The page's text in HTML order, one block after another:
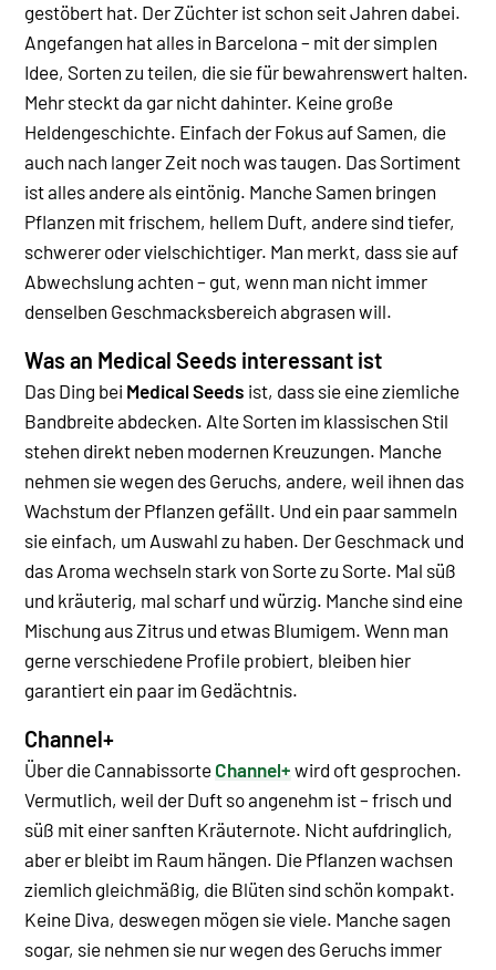
gestöbert hat. Der Züchter ist schon seit Jahren dabei.
Angefangen hat alles in Barcelona – mit der simplen
Idee, Sorten zu teilen, die sie für bewahrenswert halten.
Mehr steckt da gar nicht dahinter. Keine große
Heldengeschichte. Einfach der Fokus auf Samen, die
auch nach langer Zeit noch was taugen. Das Sortiment
ist alles andere als eintönig. Manche Samen bringen
Pflanzen mit frischem, hellem Duft, andere sind tiefer,
schwerer oder vielschichtiger. Man merkt, dass sie auf
Abwechslung achten – gut, wenn man nicht immer
denselben Geschmacksbereich abgrasen will.
Was an Medical Seeds interessant ist
Das Ding bei Medical Seeds ist, dass sie eine ziemliche
Bandbreite abdecken. Alte Sorten im klassischen Stil
stehen direkt neben modernen Kreuzungen. Manche
nehmen sie wegen des Geruchs, andere, weil ihnen das
Wachstum der Pflanzen gefällt. Und ein paar sammeln
sie einfach, um Auswahl zu haben. Der Geschmack und
das Aroma wechseln stark von Sorte zu Sorte. Mal süß
und kräuterig, mal scharf und würzig. Manche sind eine
Mischung aus Zitrus und etwas Blumigem. Wenn man
gerne verschiedene Profile probiert, bleiben hier
garantiert ein paar im Gedächtnis.
Channel+
Über die Cannabissorte Channel+ wird oft gesprochen.
Vermutlich, weil der Duft so angenehm ist – frisch und
süß mit einer sanften Kräuternote. Nicht aufdringlich,
aber er bleibt im Raum hängen. Die Pflanzen wachsen
ziemlich gleichmäßig, die Blüten sind schön kompakt.
Keine Diva, deswegen mögen sie viele. Manche sagen
sogar, sie nehmen sie nur wegen des Geruchs immer